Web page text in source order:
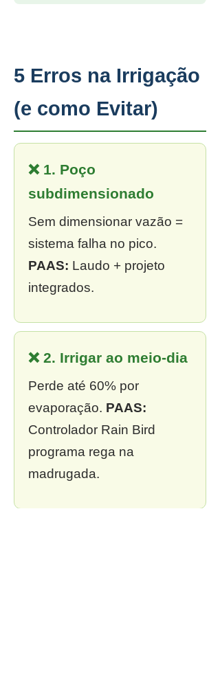
5 Erros na Irrigação
(e como Evitar)
❌ 1. Poço
subdimensionado
Sem dimensionar vazão =
sistema falha no pico.
PAAS: Laudo + projeto
integrados.
❌ 2. Irrigar ao meio-dia
Perde até 60% por
evaporação. PAAS:
Controlador Rain Bird
programa rega na
madrugada.